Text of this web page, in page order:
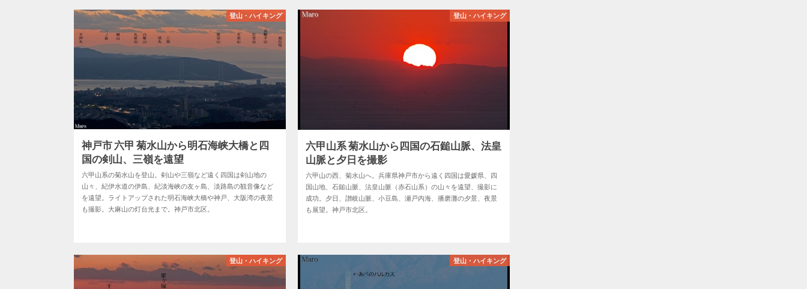
登山・ハイキング
神戸市 六甲 菊水山から明石海峡大橋と四
国の剣山、三嶺を遠望
六甲山系の菊水山を登山。剣山や三嶺など遠く四国は剣山地の
山々、紀伊水道の伊島、紀淡海峡の友ヶ島、淡路島の観音像など
を遠望。ライトアップされた明石海峡大橋や神戸、大阪湾の夜景
も撮影。大麻山の灯台光まで。神戸市北区。
登山・ハイキング
六甲山系 菊水山から四国の石鎚山脈、法皇
山脈と夕日を撮影
六甲山の西、菊水山へ。兵庫県神戸市から遠く四国は愛媛県、四
国山地、石鎚山脈、法皇山脈（赤石山系）の山々を遠望、撮影に
成功。夕日、讃岐山脈、小豆島、瀬戸内海、播磨灘の夕景、夜景
も展望。神戸市北区。
登山・ハイキング 登山・ハイキング